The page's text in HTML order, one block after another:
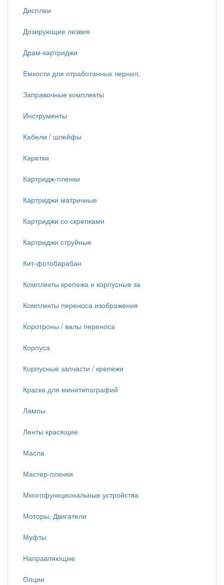
Дисплеи
Дозирующие лезвия
Драм-картриджи
Емкости для отработанных чернил,
Заправочные комплекты
Инструменты
Кабели / шлейфы
Каретки
Картридж-пленки
Картриджи матричные
Картриджи со скрепками
Картриджи струйные
Кит-фотобарабан
Комплекты крепежа и корпусные за
Комплекты переноса изображения
Коротроны / валы переноса
Корпуса
Корпусные запчасти / крепежи
Краска для минитипографий
Лампы
Ленты красящие
Масла
Мастер-пленки
Многофункциональные устройства
Моторы, Двигатели
Муфты
Направляющие
Опции